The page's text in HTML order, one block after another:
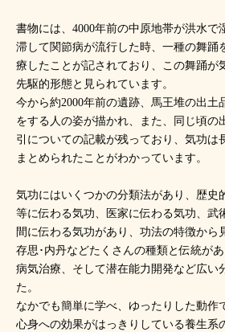
書物には、4000年前の中原地帯が洪水で
滞して関節病が流行した時、一種の舞踊
療したことが記されており、この舞踊が
先駆的形態と見られています。
今から約2000年前の遺跡、馬王堆の出土
をする人の姿が描かれ、また、同じ頃の
引についての記載が残っており、気功は
まとめられたことがわかっています。
気功にはいくつかの分類法があり、歴史
等に伝わる気功、医家に伝わる気功、武
間に伝わる気功があり、功法の特徴から
存思･内丹などたくさんの種類と伝統が
病気治療、そして潜在能力開発など広い
た。
なかでも簡単に学べ、ゆったりした動作
心身への効果がはっきりしている養生系